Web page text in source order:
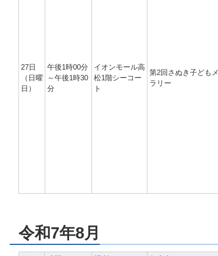
27日
（日曜
日）
午後1時00分
～午後1時30
分
イオンモール高
松1階シーコー
ト
第2回さぬき子ども
ラリー
令和7年8月